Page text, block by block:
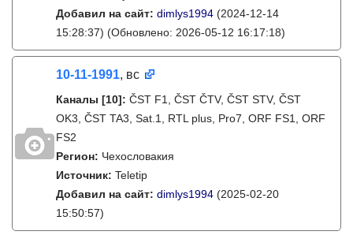
Добавил на сайт: dimlys1994 (2024-12-14
15:28:37) (Обновлено: 2026-05-12 16:17:18)
10-11-1991, вс
Каналы [10]: ČST F1, ČST ČTV, ČST STV, ČST
OK3, ČST TA3, Sat.1, RTL plus, Pro7, ORF FS1, ORF
FS2
Регион: Чехословакия
Источник: Teletip
Добавил на сайт: dimlys1994 (2025-02-20
15:50:57)